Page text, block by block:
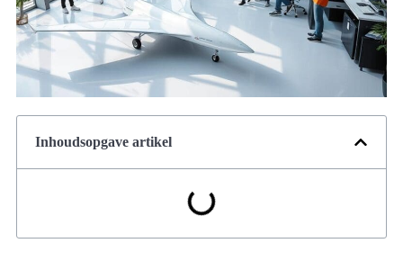
Inhoudsopgave artikel